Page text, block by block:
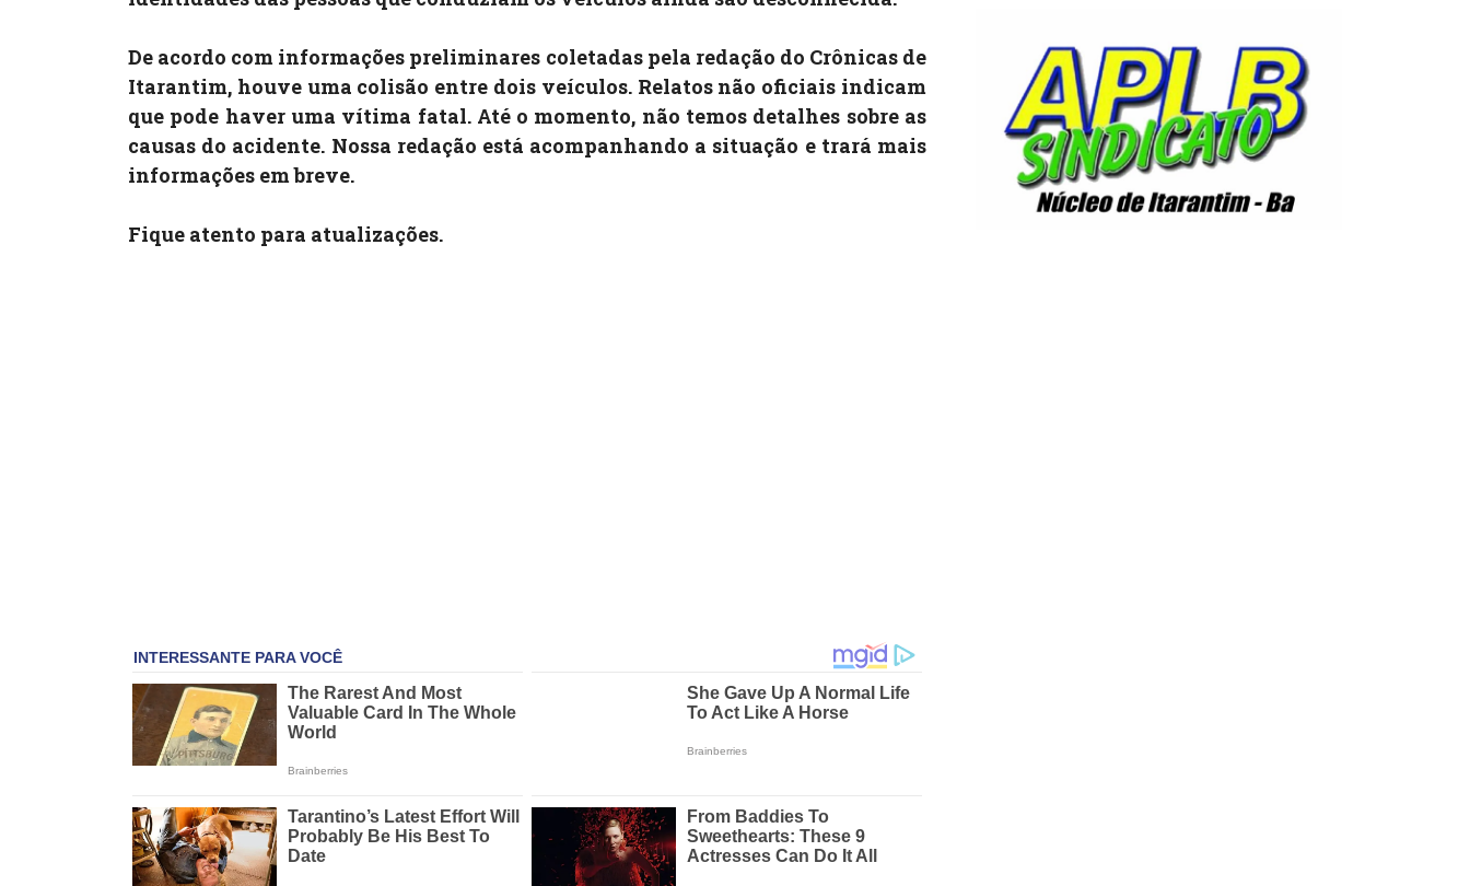
De acordo com informações preliminares coletadas pela redação do Crônicas de
Itarantim, houve uma colisão entre dois veículos. Relatos não oficiais indicam
que pode haver uma vítima fatal. Até o momento, não temos detalhes sobre as
causas do acidente. Nossa redação está acompanhando a situação e trará mais
informações em breve.
Fique atento para atualizações.